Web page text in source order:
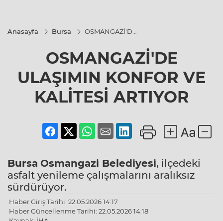
Anasayfa Bursa
OSMANGAZİ'DE
KALİTESİ
ARTIYOR
OSMANGAZİ'DE
ULAŞIMIN KONFOR VE
KALİTESİ ARTIYOR
Bursa Osmangazi Belediyesi, ilçedeki
asfalt yenileme çalışmalarını aralıksız
sürdürüyor.
Haber Giriş Tarihi: 22.05.2026 14:17
Haber Güncellenme Tarihi: 22.05.2026 14:18